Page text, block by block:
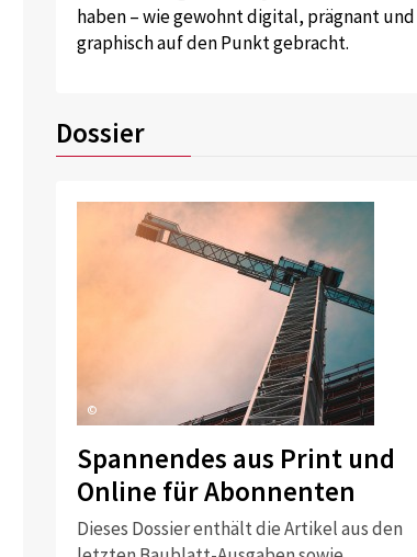
haben – wie gewohnt digital, prägnant und
graphisch auf den Punkt gebracht.
Dossier
©
Spannendes aus Print und
Online für Abonnenten
Dieses Dossier enthält die Artikel aus den